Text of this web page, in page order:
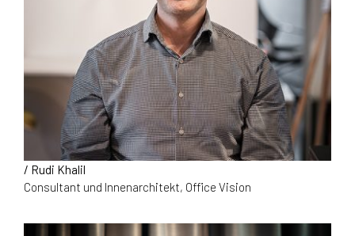
/ Rudi Khalil
Consultant und Innenarchitekt, Office Vision